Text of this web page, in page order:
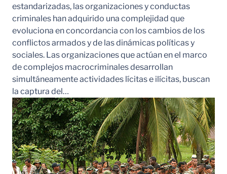
estandarizadas, las organizaciones y conductas
criminales han adquirido una complejidad que
evoluciona en concordancia con los cambios de los
conflictos armados y de las dinámicas políticas y
sociales. Las organizaciones que actúan en el marco
de complejos macrocriminales desarrollan
simultáneamente actividades lícitas e ilícitas, buscan
la captura del…